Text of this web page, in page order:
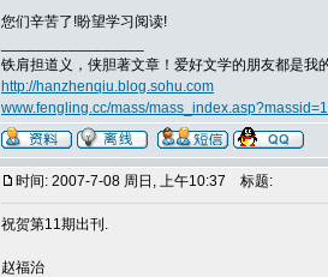
您们辛苦了!盼望学习阅读!
铁肩担道义，侠胆著文章！爱好文学的朋友都是
http://hanzhenqiu.blog.sohu.com
www.fengling.cc/mass/
时间: 2007-7-08 周日, 上午10:37 标题:
祝贺第11期出刊.
赵福治